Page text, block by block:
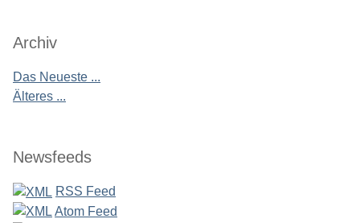
Archiv
Das Neueste ...
Älteres ...
Newsfeeds
RSS Feed
Atom Feed